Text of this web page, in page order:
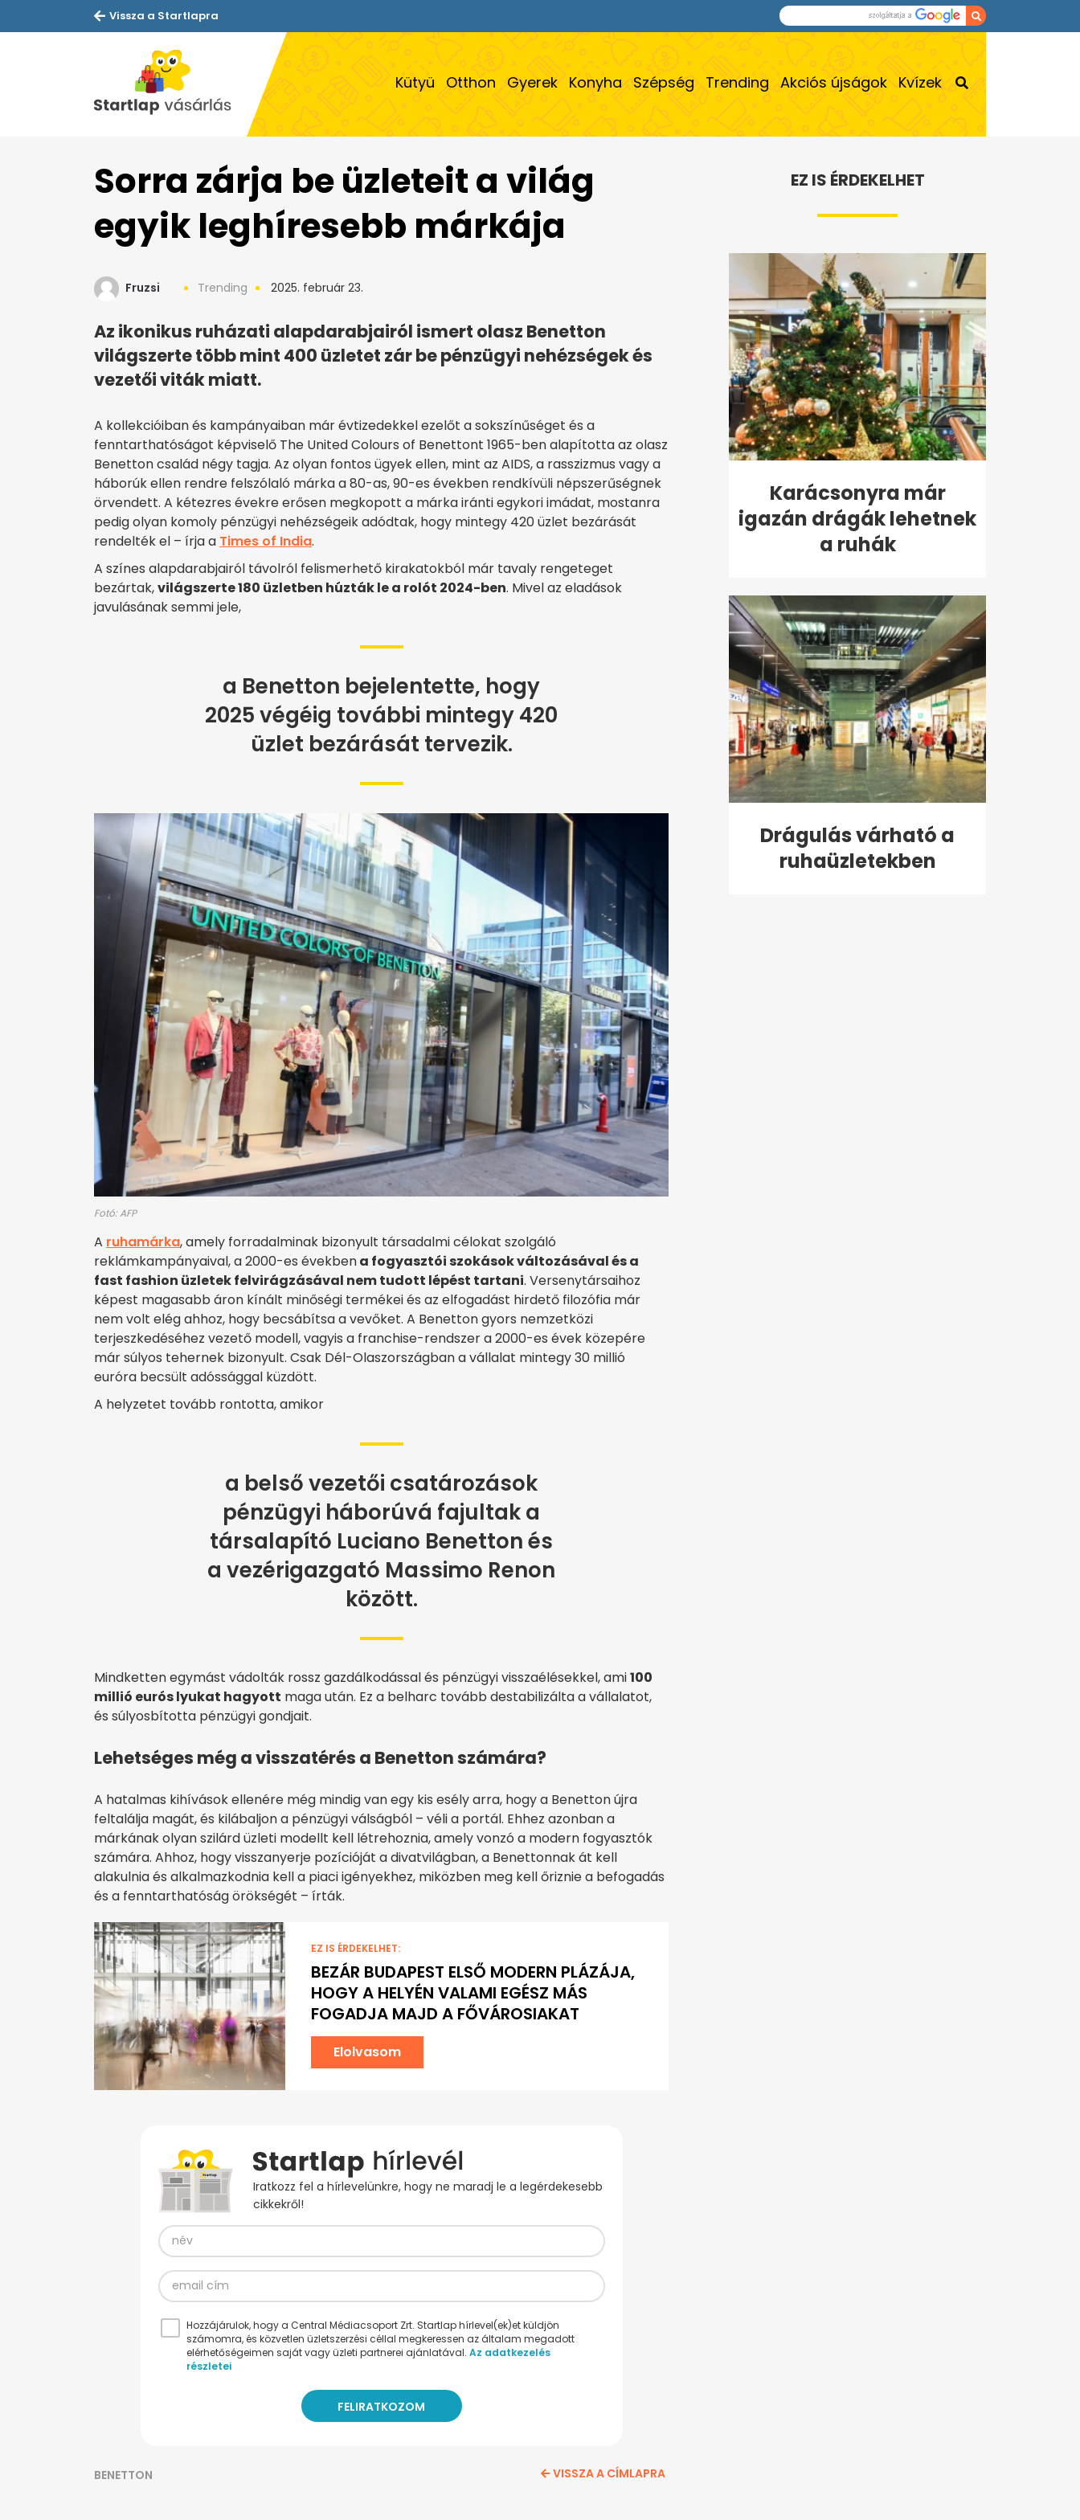
Vissza a Startlapra
Kütyü Otthon Gyerek Konyha Szépség Trending Akciós újságok Kvízek
Sorra zárja be üzleteit a világ
egyik leghíresebb márkája
Fruzsi Trending 2025. február 23.
Az ikonikus ruházati alapdarabjairól ismert olasz Benetton
világszerte több mint 400 üzletet zár be pénzügyi nehézségek és
vezetői viták miatt.
A kollekcióiban és kampányaiban már évtizedekkel ezelőt a sokszínűséget és a
fenntarthatóságot képviselő The United Colours of Benettont 1965-ben alapította az olasz
Benetton család négy tagja. Az olyan fontos ügyek ellen, mint az AIDS, a rasszizmus vagy a
háborúk ellen rendre felszólaló márka a 80-as, 90-es években rendkívüli népszerűségnek
örvendett. A kétezres évekre erősen megkopott a márka iránti egykori imádat, mostanra
pedig olyan komoly pénzügyi nehézségeik adódtak, hogy mintegy 420 üzlet bezárását
rendelték el – írja a Times of India.
A színes alapdarabjairól távolról felismerhető kirakatokból már tavaly rengeteget
bezártak,világszerte 180 üzletben húzták le a rolót 2024-ben. Mivel az eladások
javulásának semmi jele,
a Benetton bejelentette, hogy
2025 végéig további mintegy 420
üzlet bezárását tervezik.
Fotó: AFP
A ruhamárka, amely forradalminak bizonyult társadalmi célokat szolgáló
reklámkampányaival, a 2000-es évekbena fogyasztói szokások változásával és a
fast fashion üzletek felvirágzásával nem tudott lépést tartani. Versenytársaihoz
képest magasabb áron kínált minőségi termékei és az elfogadást hirdető filozófia már
nem volt elég ahhoz, hogy becsábítsa a vevőket. A Benetton gyors nemzetközi
terjeszkedéséhez vezető modell, vagyis a franchise-rendszer a 2000-es évek közepére
már súlyos tehernek bizonyult. Csak Dél-Olaszországban a vállalat mintegy 30 millió
euróra becsült adóssággal küzdött.
A helyzetet tovább rontotta, amikor
a belső vezetői csatározások
pénzügyi háborúvá fajultak a
társalapító Luciano Benetton és
a vezérigazgató Massimo Renon
között.
Mindketten egymást vádolták rossz gazdálkodással és pénzügyi visszaélésekkel, ami100
millió eurós lyukat hagyott maga után. Ez a belharc tovább destabilizálta a vállalatot,
és súlyosbította pénzügyi gondjait.
Lehetséges még a visszatérés a Benetton számára?
A hatalmas kihívások ellenére még mindig van egy kis esély arra, hogy a Benetton újra
feltalálja magát, és kilábaljon a pénzügyi válságból – véli a portál. Ehhez azonban a
márkának olyan szilárd üzleti modellt kell létrehoznia, amely vonzó a modern fogyasztók
számára. Ahhoz, hogy visszanyerje pozícióját a divatvilágban, a Benettonnak át kell
alakulnia és alkalmazkodnia kell a piaci igényekhez, miközben meg kell őriznie a befogadás
és a fenntarthatóság örökségét – írták.
EZ IS ÉRDEKELHET:
BEZÁR BUDAPEST ELSŐ MODERN PLÁZÁJA,
HOGY A HELYÉN VALAMI EGÉSZ MÁS
FOGADJA MAJD A FŐVÁROSIAKAT
Elolvasom
Iratkozz fel a hírlevelünkre, hogy ne maradj le a legérdekesebb
cikkekről!
Hozzájárulok, hogy a Central Médiacsoport Zrt. Startlap hírlevel(ek)et küldjön
számomra, és közvetlen üzletszerzési céllal megkeressen az általam megadott
elérhetőségeimen saját vagy üzleti partnerei ajánlatával. Az adatkezelés
részletei
BENETTON VISSZA A CÍMLAPRA
EZ IS ÉRDEKELHET
Karácsonyra már
igazán drágák lehetnek
a ruhák
Drágulás várható a
ruhaüzletekben